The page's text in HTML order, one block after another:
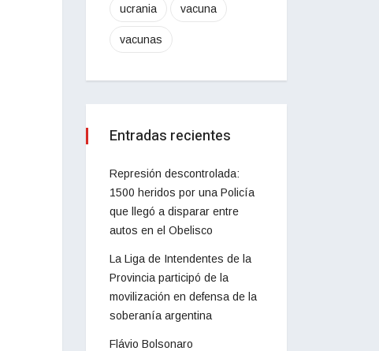
ucrania vacuna
vacunas
Entradas recientes
Represión descontrolada:
1500 heridos por una Policía
que llegó a disparar entre
autos en el Obelisco
La Liga de Intendentes de la
Provincia participó de la
movilización en defensa de la
soberanía argentina
Flávio Bolsonaro